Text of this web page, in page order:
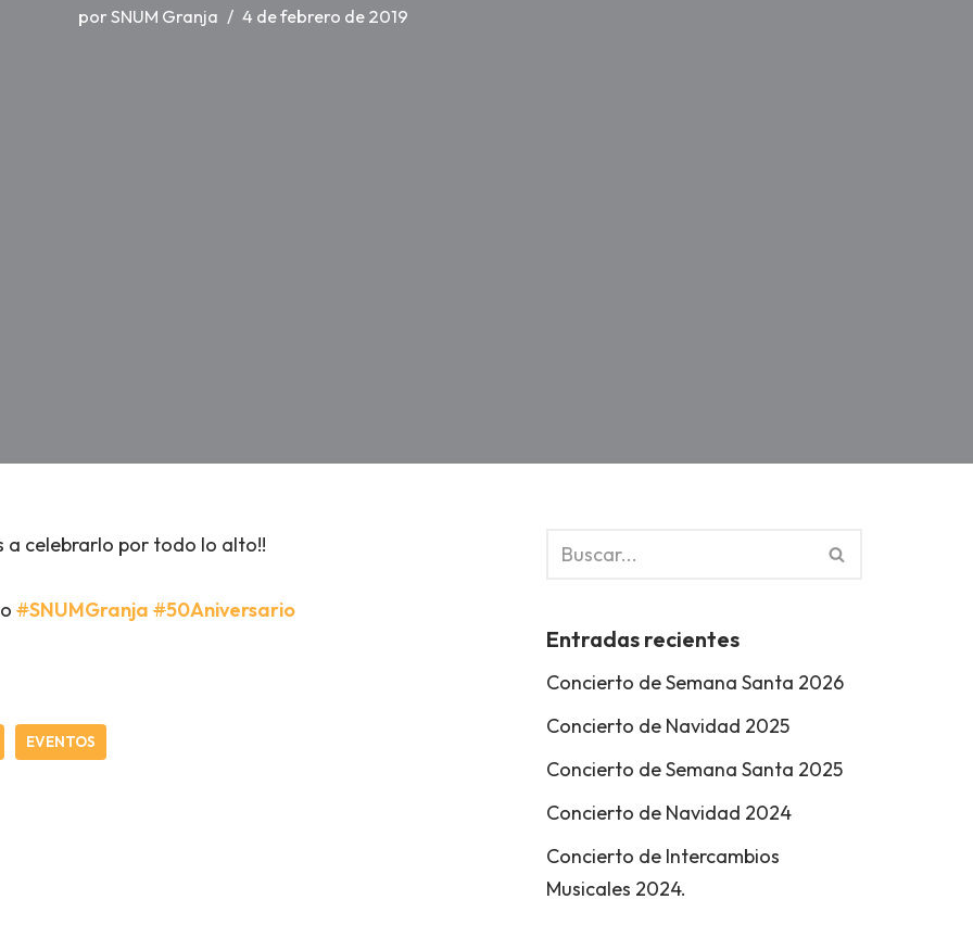
por SNUM Granja 4 de febrero de 2019
a celebrarlo por todo lo alto!!
#SNUMGranja #50Aniversario
EVENTOS
Entradas recientes
Concierto de Semana Santa 2026
Concierto de Navidad 2025
Concierto de Semana Santa 2025
Concierto de Navidad 2024
Concierto de Intercambios
Musicales 2024.